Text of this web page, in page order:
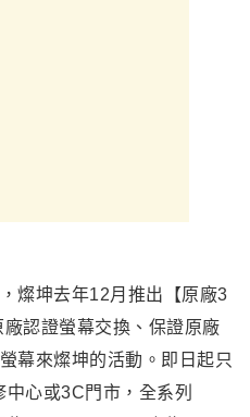
燦坤去年12月推出 【原廠3
認證螢幕交換、保證原廠
幕來燦坤的活動。 即日起只
心或3C門市，全系列